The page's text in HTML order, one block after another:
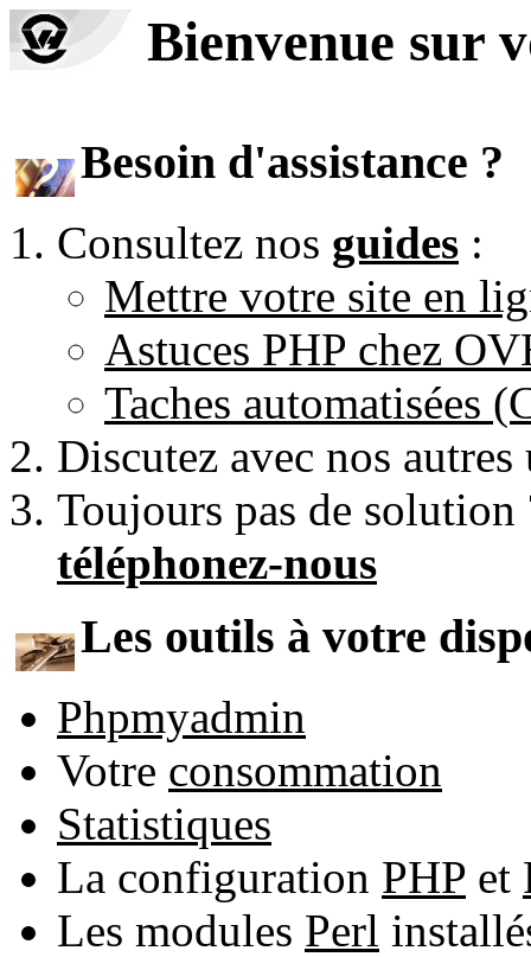
Bienvenue sur
Besoin d'assistance ?
Consultez nos guides :
Mettre votre site en
Astuces PHP chez
Taches automatisées
Discutez avec nos
Toujours pas de
téléphonez-nous
Les outils à votre
Phpmyadmin
Votre consommation
Statistiques
La configuration PHP et
Les modules Perl